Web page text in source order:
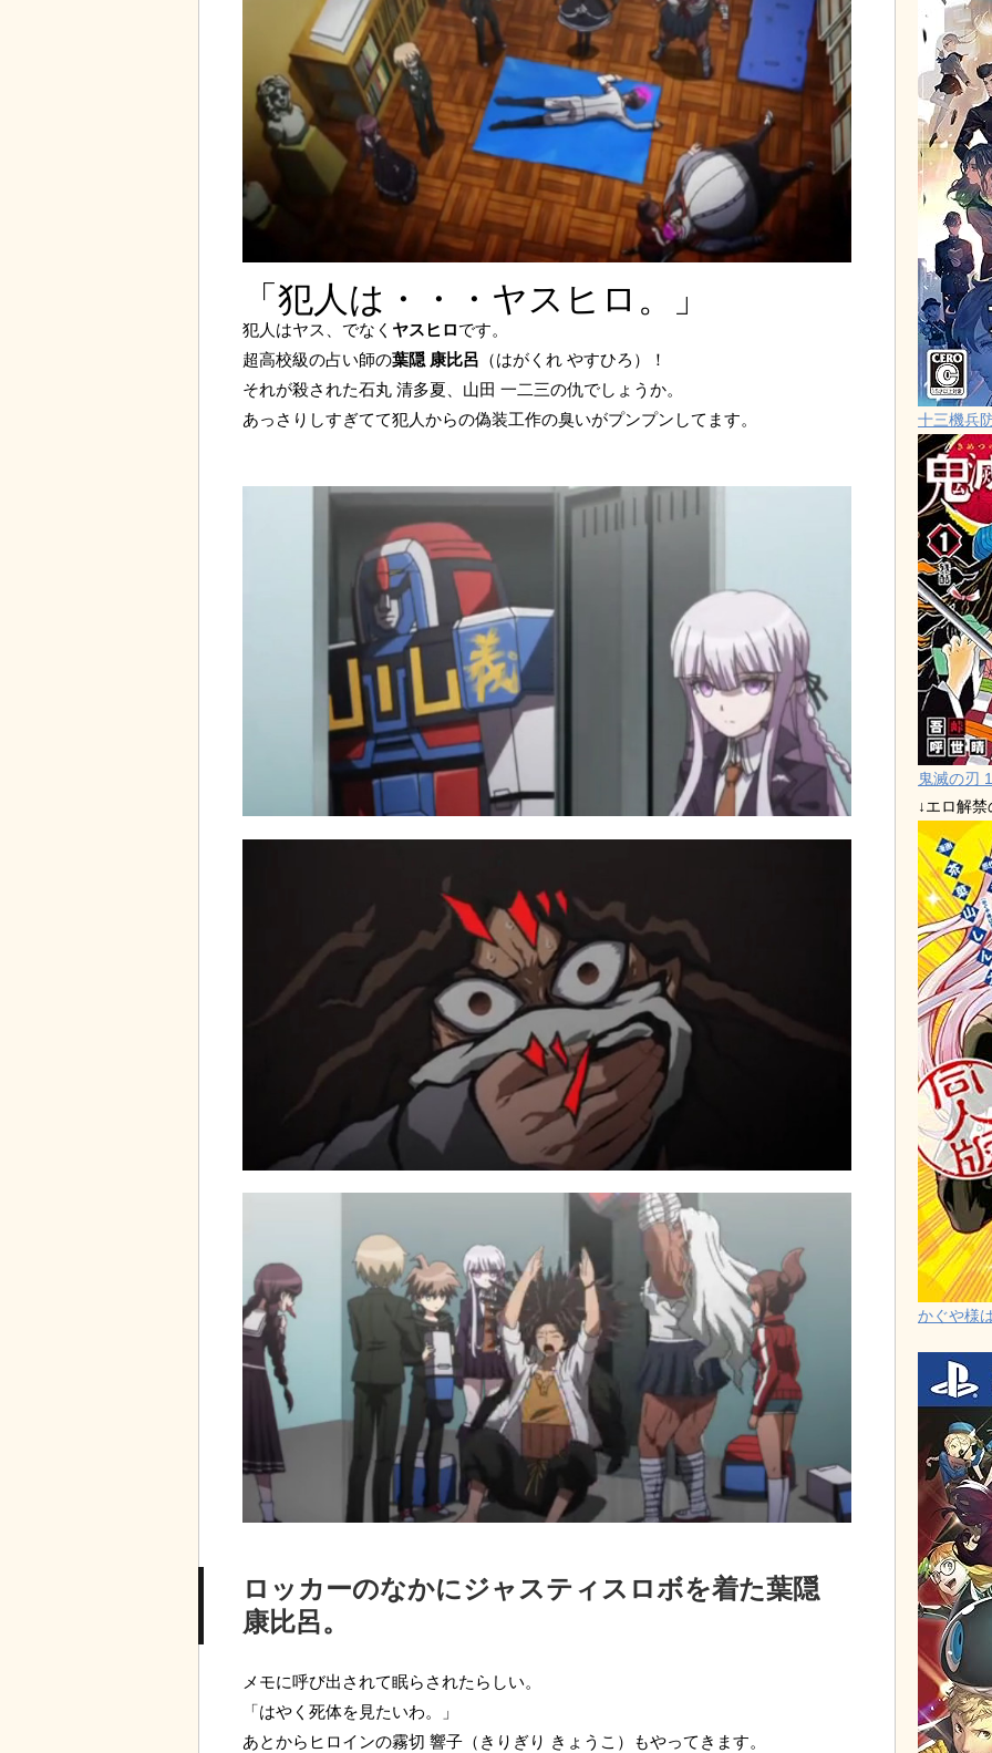
「犯人は・・・ヤスヒロ。」
犯人はヤス、でなく ヤスヒロです。
超高校級の占い師の葉隠 康比呂 （はがくれ やすひろ）！
それが殺された石丸 清多夏、山田 一二三の仇でしょうか。
あっさりしすぎてて犯人からの偽装工作の臭いがプンプンしてます。
ロッカーのなかにジャスティスロボを着た葉隠
康比呂。
メモに呼び出されて眠らされたらしい。
「はやく死体を見たいわ。」
あとからヒロインの霧切 響子（きりぎり きょうこ）もやってきます。
十三機兵
鬼滅の刃
↓エロ解
かぐや様